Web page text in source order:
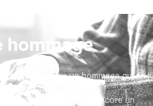
hommage
proche avec un hommage qui
ressemble :
plaque, un arbre, ou encore un